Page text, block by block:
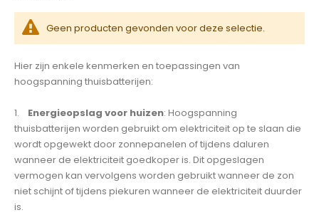
Geen producten gevonden voor deze selectie.
Hier zijn enkele kenmerken en toepassingen van
hoogspanning thuisbatterijen:
1. Energieopslag voor huizen: Hoogspanning
thuisbatterijen worden gebruikt om elektriciteit op te slaan die
wordt opgewekt door zonnepanelen of tijdens daluren
wanneer de elektriciteit goedkoper is. Dit opgeslagen
vermogen kan vervolgens worden gebruikt wanneer de zon
niet schijnt of tijdens piekuren wanneer de elektriciteit duurder
is.